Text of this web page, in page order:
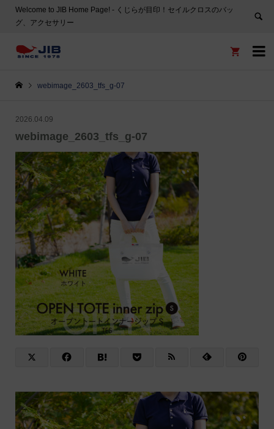
Welcome to JIB Home Page! ‐ くじらが目印！セイルクロスのバッ
グ、アクセサリー


webimage_2603_tfs_g-07
2026.04.09
webimage_2603_tfs_g-07